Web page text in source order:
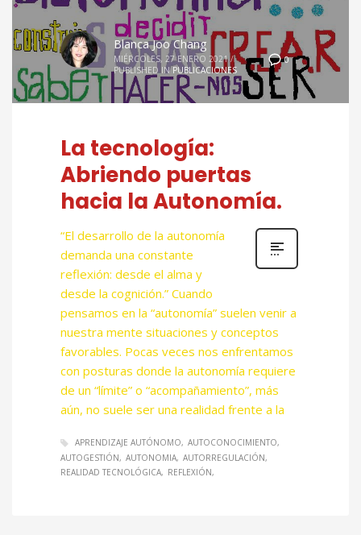
0
Blanca Joo Chang
MIÉRCOLES, 27 ENERO 2021 /
PUBLISHED IN PUBLICACIONES
La tecnología:
Abriendo puertas
hacia la Autonomía.
“El desarrollo de la autonomía
demanda una constante
reflexión: desde el alma y
desde la cognición.” Cuando
pensamos en la “autonomía” suelen venir a
nuestra mente situaciones y conceptos
favorables. Pocas veces nos enfrentamos
con posturas donde la autonomía requiere
de un “límite” o “acompañamiento”, más
aún, no suele ser una realidad frente a la
APRENDIZAJE AUTÓNOMO
AUTOCONOCIMIENTO
AUTOGESTIÓN
AUTONOMIA AUTORREGULACIÓN
REALIDAD TECNOLÓGICA
REFLEXIÓN